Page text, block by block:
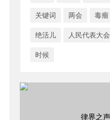
关键词 两会 毒瘤
绝活儿 人民代表大会
时候